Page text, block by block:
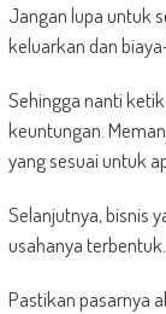
Jangan lupa untuk
keluarkan dan
Sehingga nanti
keuntungan.
yang sesuai untuk
Selanjutnya, bisnis
usahanya terbentuk.
Pastikan pasarnya